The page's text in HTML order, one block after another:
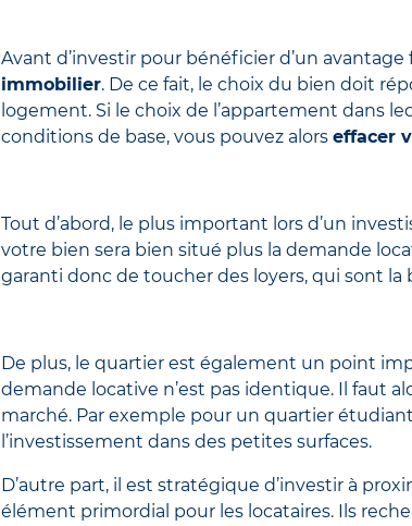
Avant d’investir pour bénéficier d’un
immobilier. De ce fait, le choix du bien doit
logement. Si le choix de l’appartement dans
conditions de base, vous pouvez alors effacer
Tout d’abord, le plus important lors d’un
votre bien sera bien situé plus la demande
garanti donc de toucher des loyers, qui sont
De plus, le quartier est également un point
demande locative n’est pas identique. Il faut
marché. Par exemple pour un quartier
l’investissement dans des petites surfaces.
D’autre part, il est stratégique d’investir à
élément primordial pour les locataires. Ils